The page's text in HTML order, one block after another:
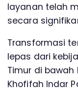
layanan telah
secara
Transformasi
lepas dari
Timur di bawah
Khofifah Indar